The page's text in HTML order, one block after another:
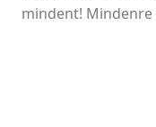
mindent!